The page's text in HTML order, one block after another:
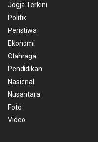
Jogja Terkini
Politik
Peristiwa
Ekonomi
Olahraga
Pendidikan
Nasional
Nusantara
Foto
Video